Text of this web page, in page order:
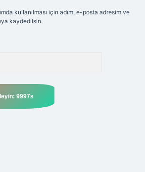
kullanılması için adım, e-posta adresim ve
kaydedilsin.